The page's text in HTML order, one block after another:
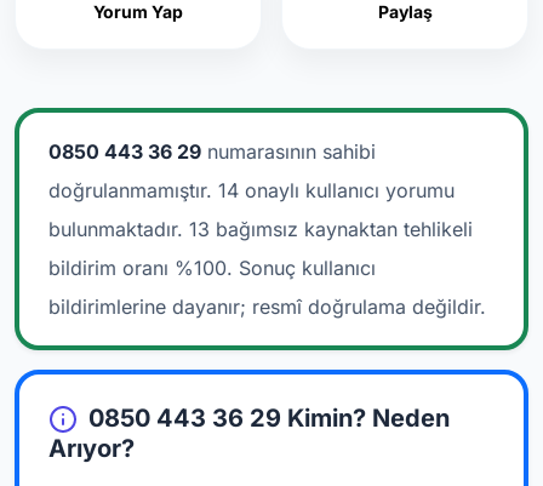
Yorum Yap Paylaş
0850 443 36 29 numarasının sahibi
doğrulanmamıştır. 14 onaylı kullanıcı yorumu
bulunmaktadır. 13 bağımsız kaynaktan tehlikeli
bildirim oranı %100. Sonuç kullanıcı
bildirimlerine dayanır; resmî doğrulama değildir.
0850 443 36 29 Kimin? Neden
Arıyor?